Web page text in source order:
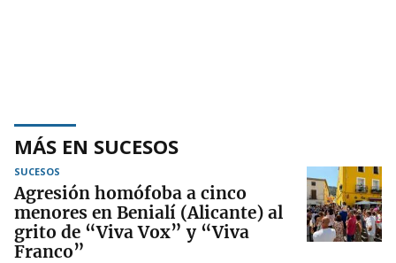
MÁS EN SUCESOS
SUCESOS
Agresión homófoba a cinco
menores en Benialí (Alicante) al
grito de “Viva Vox” y “Viva
Franco”